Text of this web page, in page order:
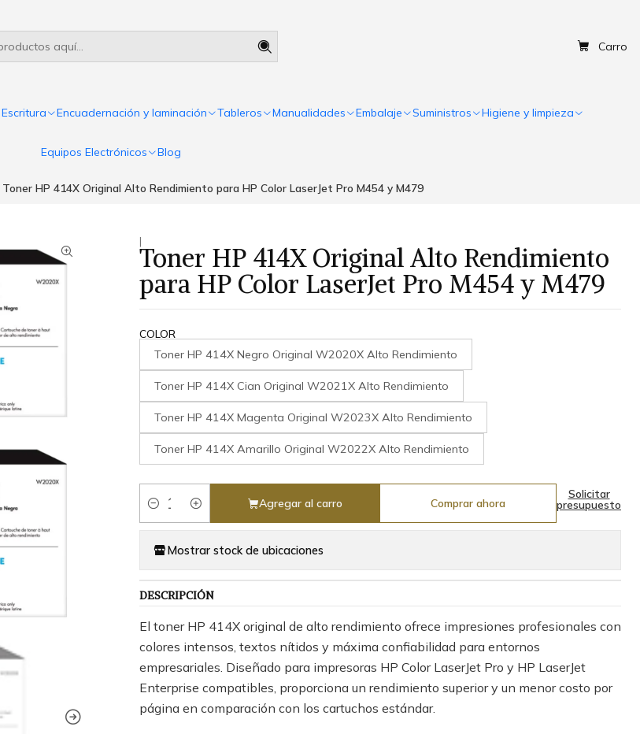
Carro
Escritura Encuadernación y laminación Tableros Manualidades Embalaje Suministros Higiene y limpieza
Equipos Electrónicos Blog
Toner HP 414X Original Alto Rendimiento para HP Color LaserJet Pro M454 y M479
|
Toner HP 414X Original Alto Rendimiento
para HP Color LaserJet Pro M454 y M479
COLOR
Toner HP 414X Negro Original W2020X Alto Rendimiento
Toner HP 414X Cian Original W2021X Alto Rendimiento
Toner HP 414X Magenta Original W2023X Alto Rendimiento
Toner HP 414X Amarillo Original W2022X Alto Rendimiento
Cantidad
Agregar al carro Comprar ahora
Solicitar
presupuesto
Mostrar stock de ubicaciones
DESCRIPCIÓN
El toner HP 414X original de alto rendimiento ofrece impresiones profesionales con
colores intensos, textos nítidos y máxima confiabilidad para entornos
empresariales. Diseñado para impresoras HP Color LaserJet Pro y HP LaserJet
Enterprise compatibles, proporciona un rendimiento superior y un menor costo por
página en comparación con los cartuchos estándar.